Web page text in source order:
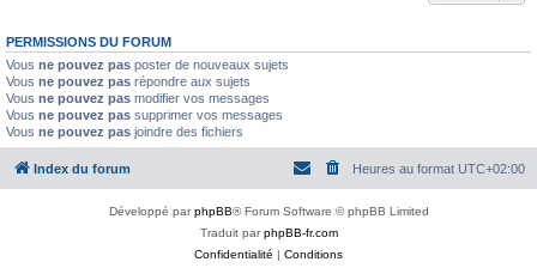
PERMISSIONS DU FORUM
Vous ne pouvez pas poster de nouveaux sujets
Vous ne pouvez pas répondre aux sujets
Vous ne pouvez pas modifier vos messages
Vous ne pouvez pas supprimer vos messages
Vous ne pouvez pas joindre des fichiers
Index du forum Heures au format UTC+02:00
Développé parphpBB® Forum Software © phpBB Limited
Traduit parphpBB-fr.com
Confidentialité | Conditions